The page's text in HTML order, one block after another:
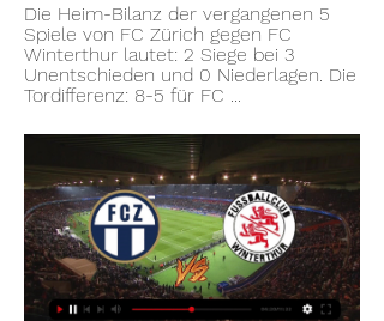
Die Heim-Bilanz der vergangenen 5
Spiele von FC Zürich gegen FC
Winterthur lautet: 2 Siege bei 3
Unentschieden und 0 Niederlagen. Die
Tordifferenz: 8-5 für FC ...